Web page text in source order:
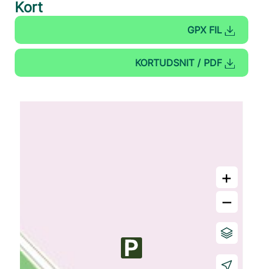
Kort
GPX FIL
KORTUDSNIT / PDF
+
–